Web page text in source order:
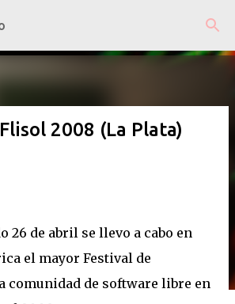
contenido principal
2008 (La Plata)
26 de abril se llevo a cabo en
el mayor Festival de
comunidad de software libre en